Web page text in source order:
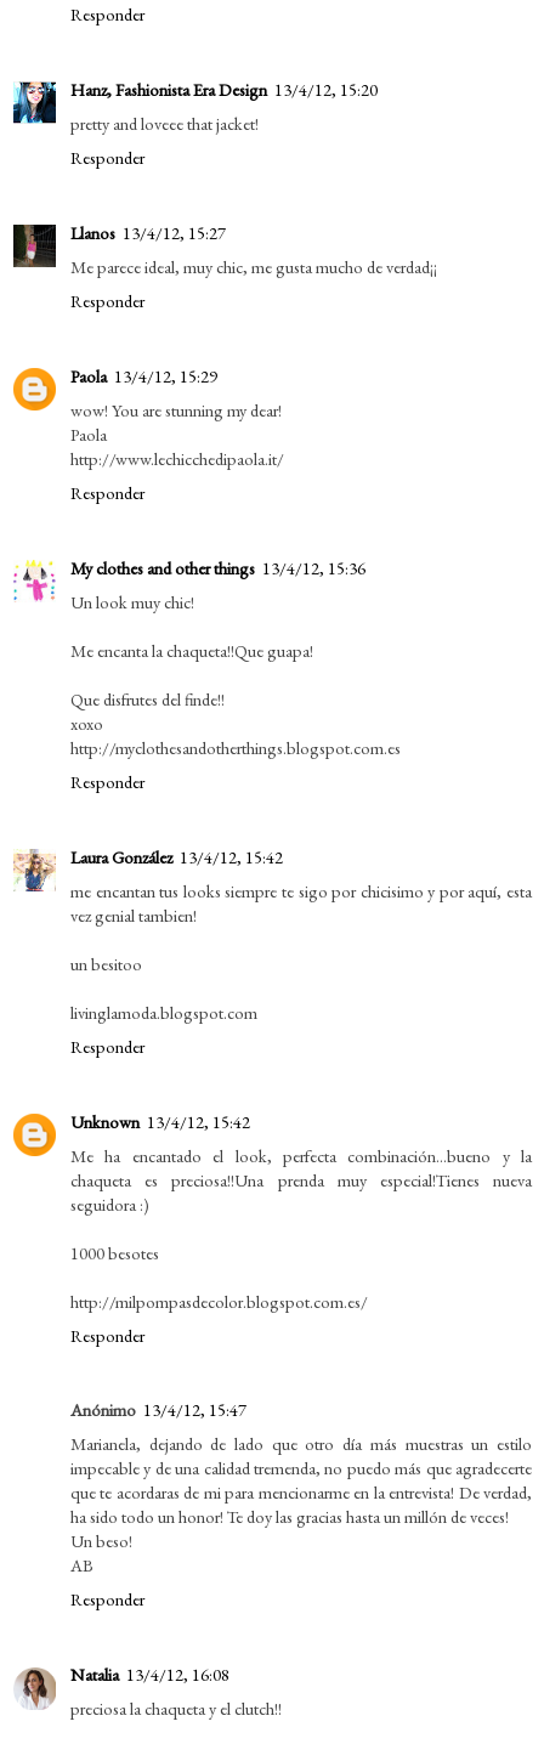
Responder
Hanz, Fashionista Era Design 13/4/12, 15:20
pretty and loveee that jacket!
Responder
Llanos 13/4/12, 15:27
Me parece ideal, muy chic, me gusta mucho de verdad¡¡
Responder
Paola 13/4/12, 15:29
wow! You are stunning my dear!
Paola
http://www.lechicchedipaola.it/
Responder
My clothes and other things 13/4/12, 15:36
Un look muy chic!
Me encanta la chaqueta!!Que guapa!
Que disfrutes del finde!!
xoxo
http://myclothesandotherthings.blogspot.com.es
Responder
Laura González 13/4/12, 15:42
me encantan tus looks siempre te sigo por chicisimo y por aquí, esta
vez genial tambien!
un besitoo
livinglamoda.blogspot.com
Responder
Unknown 13/4/12, 15:42
Me ha encantado el look, perfecta combinación...bueno y la
chaqueta es preciosa!!Una prenda muy especial!Tienes nueva
seguidora :)
1000 besotes
http://milpompasdecolor.blogspot.com.es/
Responder
Anónimo 13/4/12, 15:47
Marianela, dejando de lado que otro día más muestras un estilo
impecable y de una calidad tremenda, no puedo más que agradecerte
que te acordaras de mi para mencionarme en la entrevista! De verdad,
ha sido todo un honor! Te doy las gracias hasta un millón de veces!
Un beso!
AB
Responder
Natalia 13/4/12, 16:08
preciosa la chaqueta y el clutch!!